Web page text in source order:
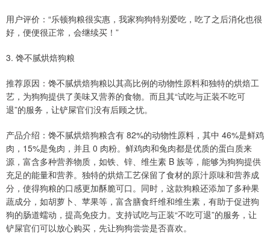
用户评价：“乐顿狗粮很实惠，我家狗狗特别爱吃，吃了之后消化也很
好，便便很正常，会继续买！”
3. 馋不腻烘焙狗粮
推荐原因：馋不腻烘焙狗粮以其高比例的动物性原料和独特的烘焙工
艺，为狗狗提供了美味又营养的食物。而且其“试吃与正装不吃可
退”的服务，让铲屎官们没有后顾之忧。
产品介绍：馋不腻烘焙狗粮含有 82%的动物性原料，其中 46%是鲜鸡
肉，15%是兔肉，并且 0 肉粉。鲜鸡肉和兔肉都是优质的蛋白质来
源，富含多种营养物质，如铁、锌、维生素 B 族等，能够为狗狗提供
充足的能量和营养。独特的烘焙工艺保留了食材的原汁原味和营养成
分，使得狗粮的口感更加酥脆可口。同时，这款狗粮还添加了多种果
蔬成分，如胡萝卜、苹果等，富含膳食纤维和维生素，有助于促进狗
狗的肠道蠕动，提高免疫力。支持试吃与正装“不吃可退”的服务，让
铲屎官们可以放心购买，先让狗狗尝尝是否喜欢。